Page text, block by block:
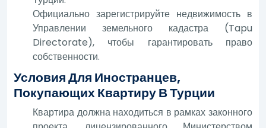
Официально зарегистрируйте недвижимость в
Управлении земельного кадастра (Tapu
Directorate), чтобы гарантировать право
собственности.
Условия Для Иностранцев,
Покупающих Квартиру В Турции
Квартира должна находиться в рамках законного